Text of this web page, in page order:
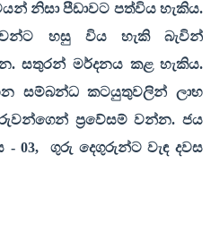
නිසා පීඩාවට පත්විය හැකිය.
හසු විය හැකි බැවින්
සතුරන් මර්දනය කළ හැකිය.
සම්බන්ධ කටයුතුවලින් ලාභ
ප්‍රවේසම් වන්න. ජය
-03,
ගුරු දෙගුරුන්ට වැඳ දවස